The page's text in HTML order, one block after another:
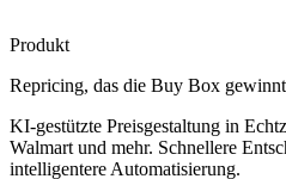
Produkt
Repricing, das die Buy Box gewinnt
KI-gestützte Preisgestaltung in
Walmart und mehr. Schnellere
intelligentere Automatisierung.